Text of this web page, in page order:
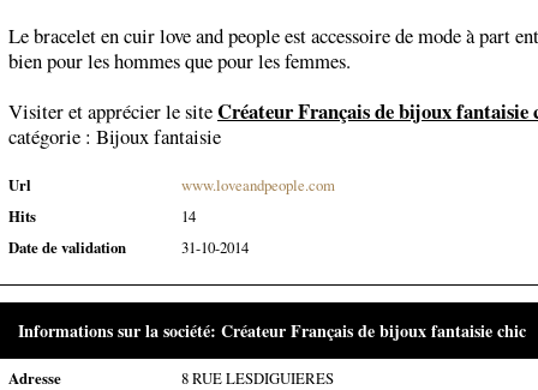
Le bracelet en cuir love and people est accessoire de mode à part
bien pour les hommes que pour les femmes.
Visiter et apprécier le siteCréateur Français de bijoux fantaisie
catégorie : Bijoux fantaisie
Url
www.loveandpeople.com
Hits
14
Date de validation
31-10-2014
Informations sur la société: Créateur Français de bijoux fantaisie chic
Adresse
8 RUE LESDIGUIERES